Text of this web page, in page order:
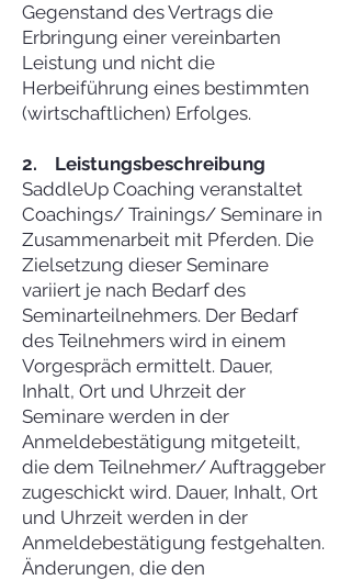
Gegenstand des Vertrags die
Erbringung einer vereinbarten
Leistung und nicht die
Herbeiführung eines bestimmten
(wirtschaftlichen) Erfolges.
2.
Leistungsbeschreibung
SaddleUp Coaching veranstaltet
Coachings/ Trainings/ Seminare in
Zusammenarbeit mit Pferden. Die
Zielsetzung dieser Seminare
variiert je nach Bedarf des
Seminarteilnehmers. Der Bedarf
des Teilnehmers wird in einem
Vorgespräch ermittelt. Dauer,
Inhalt, Ort und Uhrzeit der
Seminare werden in der
Anmeldebestätigung mitgeteilt,
die dem Teilnehmer/ Auftraggeber
zugeschickt wird. Dauer, Inhalt, Ort
und Uhrzeit werden in der
Anmeldebestätigung festgehalten.
Änderungen, die den